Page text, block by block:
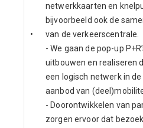
•
netwerkkaarten en
bijvoorbeeld ook de
van de verkeerscentrale.
- We gaan de pop-up
uitbouwen en realiseren
een logisch netwerk in
aanbod van
- Doorontwikkelen van
zorgen ervoor dat